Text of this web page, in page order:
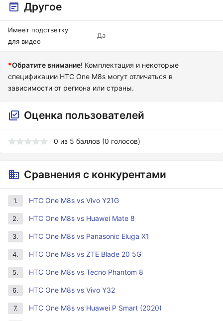
Другое
Имеет подстветку
для видео
Да
*Обратите внимание! Комплектация и некоторые
спецификации HTC One M8s могут отличаться в
зависимости от региона или страны.
Оценка пользователей
0 из 5 баллов (0 голосов)
Сравнения с конкурентами
1. HTC One M8s vs Vivo Y21G
2. HTC One M8s vs Huawei Mate 8
3. HTC One M8s vs Panasonic Eluga X1
4. HTC One M8s vs ZTE Blade 20 5G
5. HTC One M8s vs Tecno Phantom 8
6. HTC One M8s vs Vivo Y32
7. HTC One M8s vs Huawei P Smart (2020)